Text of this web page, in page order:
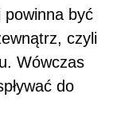
powinna być
czyli
Wówczas
do